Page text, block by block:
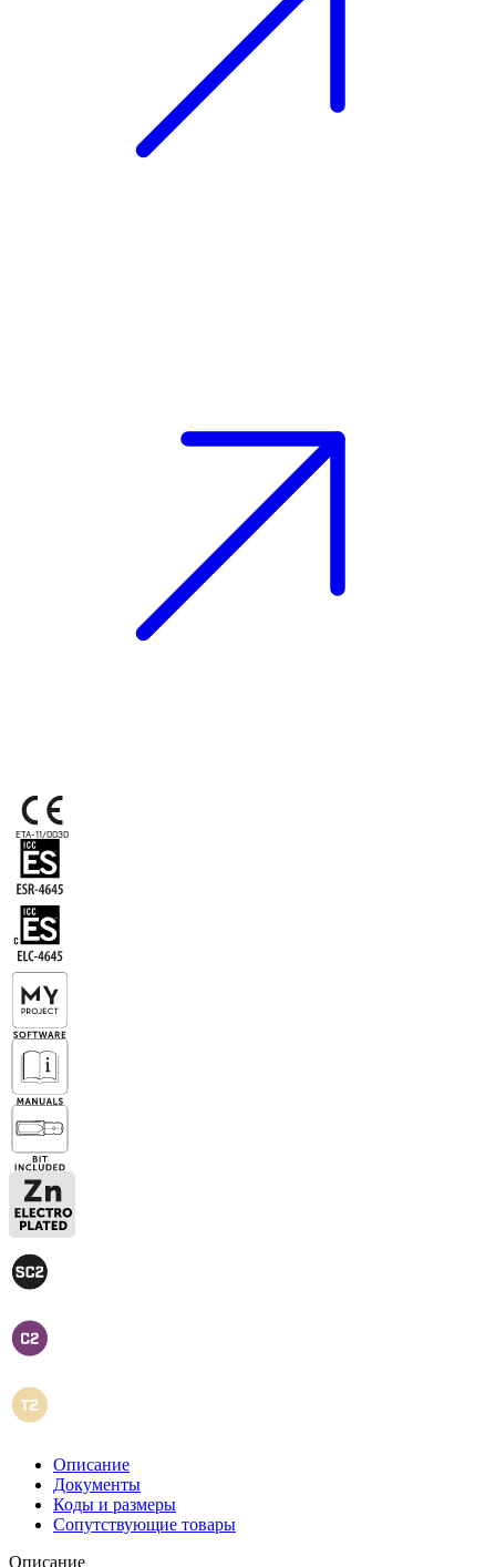
ETA-11/0030
Описание
Документы
Коды и размеры
Сопутствующие товары
Описание